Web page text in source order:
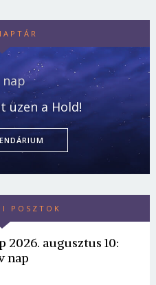
nap
üzen a Hold!
POSZTOK
2026. augusztus 10:
nap